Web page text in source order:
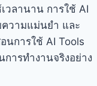
วลานาน การใช้ AI
วามแม่นยำ และ
นการใช้ AI Tools
ารทำงานจริงอย่าง